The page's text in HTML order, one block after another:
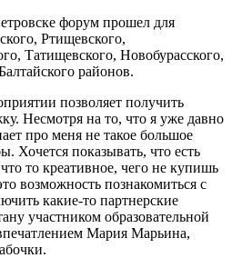
форум прошел для
Ртищевского,
Татищевского, Новобурасского,
районов.
позволяет получить
Несмотря на то, что я уже давно
про меня не такое большое
Хочется показывать, что есть
то креативное, чего не купишь
возможность познакомиться с
какие-то партнерские
участником образовательной
Мария Марьина,